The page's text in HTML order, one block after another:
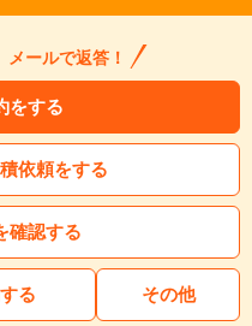
メールで返答！
をする
依頼をする
確認する
る その他